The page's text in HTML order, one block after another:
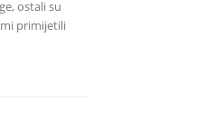
ostali su
primijetili